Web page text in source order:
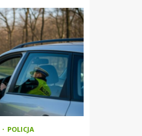
POLICJA